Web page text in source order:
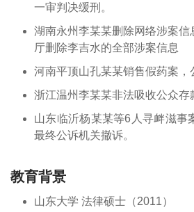
一审判决缓刑。
湖南永州李某某删除网络涉案信
厅删除李吉水的全部涉案信息
河南平顶山孔某某销售假药案，
浙江温州李某某非法吸收公众存
山东临沂杨某某等6人寻衅滋事
最终公诉机关撤诉。
教育背景
山东大学 法律硕士（2011）